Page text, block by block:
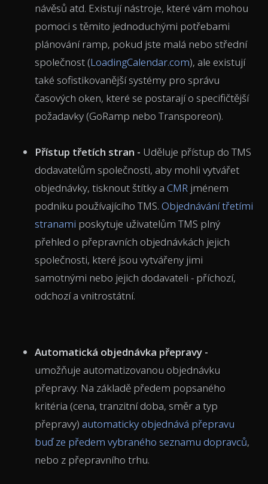
návěsů atd. Existují nástroje, které vám mohou
pomoci s těmito jednoduchými potřebami
plánování ramp, pokud jste malá nebo střední
společnost (LoadingCalendar.com), ale existují
také sofistikovanější systémy pro správu
časových oken, které se postarají o specifičtější
požadavky (GoRamp nebo Transporeon).
Přístup třetích stran - Uděluje přístup do TMS
dodavatelům společnosti, aby mohli vytvářet
objednávky, tisknout štítky a CMR jménem
podniku používajícího TMS. Objednávání třetími
stranami poskytuje uživatelům TMS plný
přehled o přepravních objednávkách jejich
společnosti, které jsou vytvářeny jimi
samotnými nebo jejich dodavateli - příchozí,
odchozí a vnitrostátní.
Automatická objednávka přepravy -
umožňuje automatizovanou objednávku
přepravy. Na základě předem popsaného
kritéria (cena, tranzitní doba, směr a typ
přepravy) automaticky objednává přepravu
buď ze předem vybraného seznamu dopravců,
nebo z přepravního trhu.